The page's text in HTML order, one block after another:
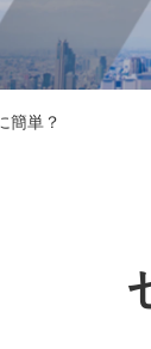
簡単？